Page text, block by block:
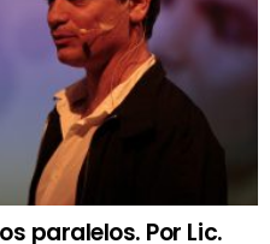
paralelos. Por Lic.